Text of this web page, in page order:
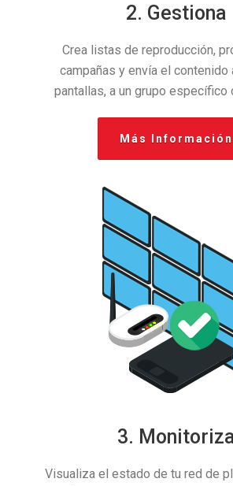
2. Gestiona
Crea listas de reproducción,
campañas y envía el contenido
pantallas, a un grupo específico
Más Información
3.
Visualiza el estado de tu red de